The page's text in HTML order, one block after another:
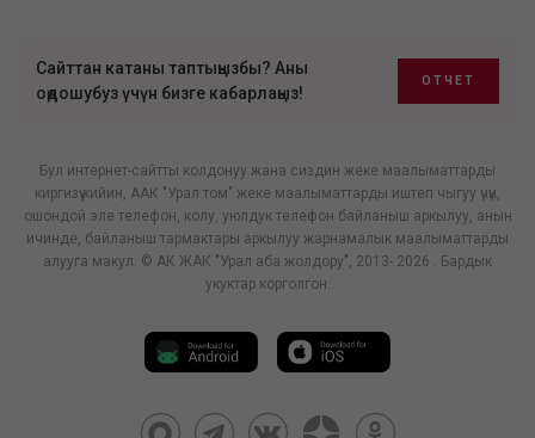
Сайттан катаны таптыңызбы? Аны
оңдошубуз үчүн бизге кабарлаңыз!
ОТЧЕТ
Бул интернет-сайтты колдонуу жана сиздин жеке маалыматтарды
киргизүү кийин, ААК "Урал том" жеке маалыматтарды иштеп чыгуу үчүн,
ошондой эле телефон, колу, уюлдук телефон байланыш аркылуу, анын
ичинде, байланыш тармактары аркылуу жарнамалык маалыматтарды
алууга макул. © АК ЖАК "Урал аба жолдору", 2013- 2026 . Бардык
укуктар корголгон.